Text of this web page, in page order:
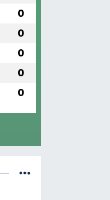
0
0
0
0
0